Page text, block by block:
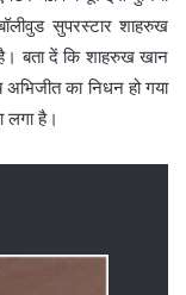
सुपरस्टार शाहरुख
बता दें कि शाहरुख खान
का निधन हो गया
है।